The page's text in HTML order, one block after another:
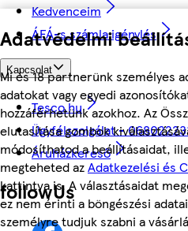
Adatvédelmi
Mi és 18 partnerünk személyes
adatokat vagy egyedi
hozzáférhetünk azokhoz. Az
elutasítása gombok
módosíthatod a beállításaidat,
megteheted azAdatkezelési és
kattintva is. A választásaidat
ez nem érinti a böngészési
személyre tudjuk szabni a
Kedvenceim
ÁFÁ-s számla igénylés
Kapcsolat
Tesco.hu
Ügyfélszolgálat -
Áruházkereső
followUs